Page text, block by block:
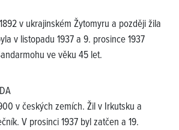
v ukrajinském Žytomyru a později žila
v listopadu 1937 a 9. prosince 1937
ve věku 45 let.
v českých zemích. Žil v Irkutsku a
V prosinci 1937 byl zatčen a 19.